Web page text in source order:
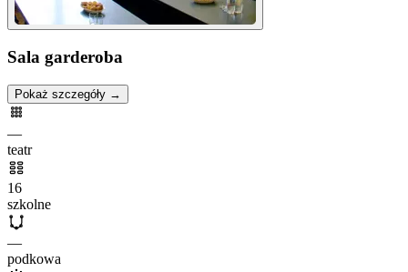
Sala garderoba
Pokaż szczegóły →
—
teatr
16
szkolne
—
podkowa